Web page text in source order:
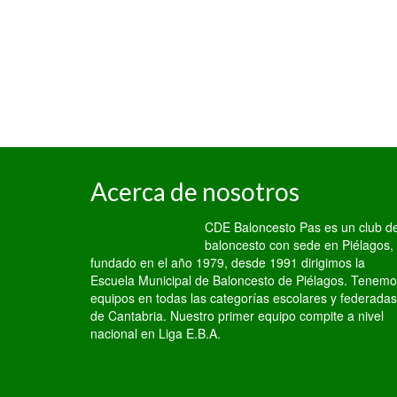
Acerca de nosotros
CDE Baloncesto Pas es un club
baloncesto con sede en Piélagos,
fundado en el año 1979, desde 1991 dirigimos la
Escuela Municipal de Baloncesto de Piélagos.
equipos en todas las categorías escolares y federadas
de Cantabria. Nuestro primer equipo compite a nivel
nacional en Liga E.B.A.